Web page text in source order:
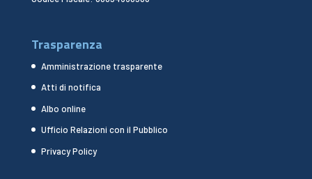
Trasparenza
Amministrazione trasparente
Atti di notifica
Albo online
Ufficio Relazioni con il Pubblico
Privacy Policy